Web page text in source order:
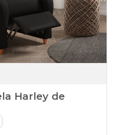
Harley de